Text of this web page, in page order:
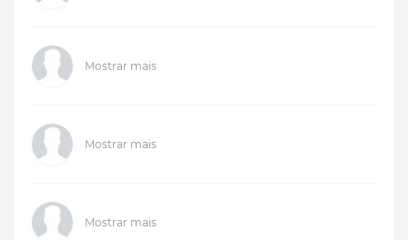
Mostrar mais
Mostrar mais
Mostrar mais